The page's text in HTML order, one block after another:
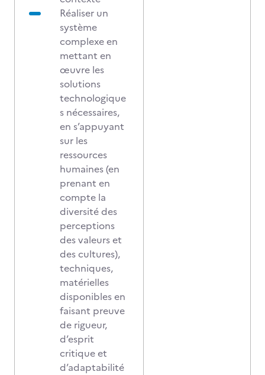
Réaliser un
système
complexe en
mettant en
œuvre les
solutions
technologique
s nécessaires,
en s’appuyant
sur les
ressources
humaines (en
prenant en
compte la
diversité des
perceptions
des valeurs et
des cultures),
techniques,
matérielles
disponibles en
faisant preuve
de rigueur,
d’esprit
critique et
d’adaptabilité